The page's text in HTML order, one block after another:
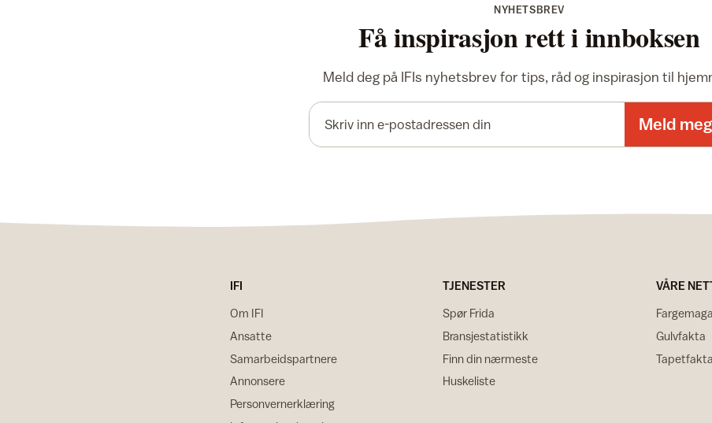
NYHETSBREV
Få inspirasjon rett i innboksen
Meld deg på IFIs nyhetsbrev for tips, råd og inspirasjon til
Meld
IFI
Om IFI
Ansatte
Samarbeidspartnere
Annonsere
Personvernerklæring
TJENESTER
Spør Frida
Bransjestatistikk
Finn din nærmeste
Huskeliste
VÅRE
Gulvfakta
Tapetfakta